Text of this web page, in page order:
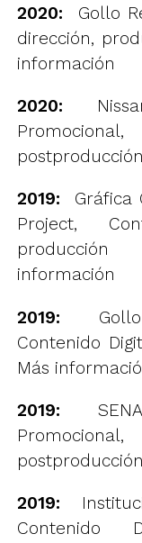
2020:
Gollo
dirección,
información
2020:
2019:
Gráfica
Project,
información
2019:
Contenido
Más
2019:
2019:
Contenido